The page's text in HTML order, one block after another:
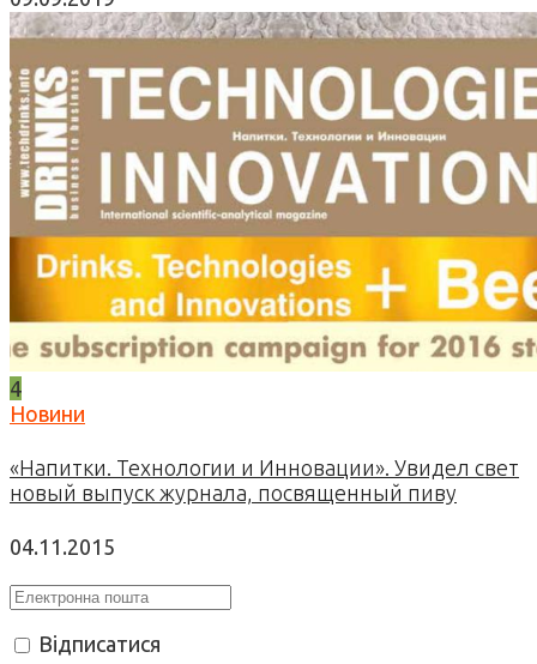
4
Новини
«Напитки. Технологии и Инновации». Увидел свет
новый выпуск журнала, посвященный пиву
04.11.2015
Відписатися